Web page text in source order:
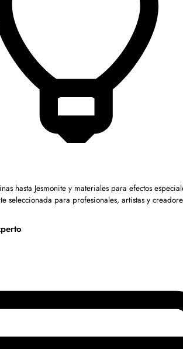
hasta Jesmonite y materiales para efectos
seleccionada para profesionales, artistas y